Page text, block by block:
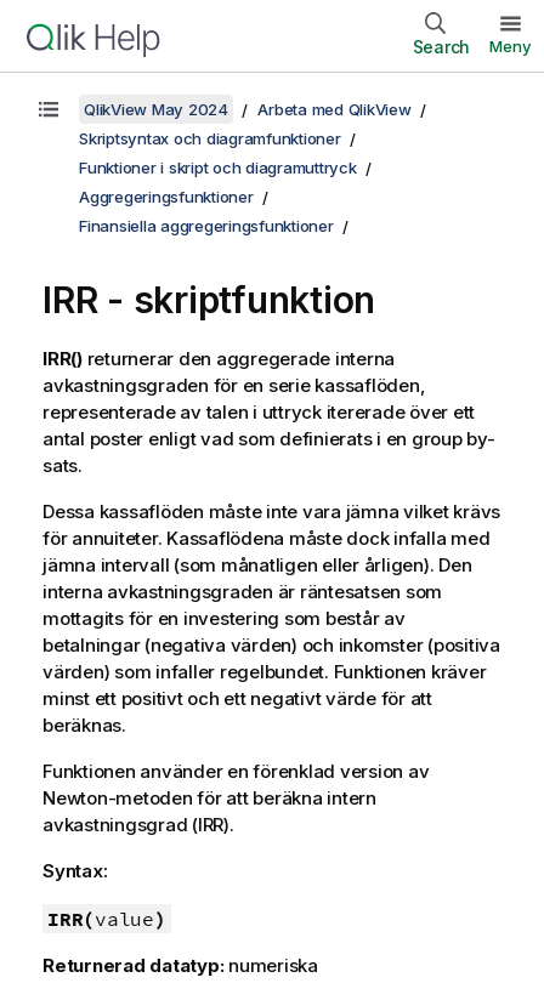
Search Meny
QlikView May 2024
Arbeta med QlikView
Skriptsyntax och diagramfunktioner
Funktioner i skript och diagramuttryck
Aggregeringsfunktioner
Finansiella aggregeringsfunktioner
IRR - skriptfunktion
IRR()returnerar den aggregerade interna
avkastningsgraden för en serie kassaflöden,
representerade av talen i uttryck itererade över ett
antal poster enligt vad som definierats i en group by-
sats.
Dessa kassaflöden måste inte vara jämna vilket krävs
för annuiteter. Kassaflödena måste dock infalla med
jämna intervall (som månatligen eller årligen). Den
interna avkastningsgraden är räntesatsen som
mottagits för en investering som består av
betalningar (negativa värden) och inkomster (positiva
värden) som infaller regelbundet. Funktionen kräver
minst ett positivt och ett negativt värde för att
beräknas.
Funktionen använder en förenklad version av
Newton-metoden för att beräkna intern
avkastningsgrad (IRR).
Syntax:
IRR(value)
Returnerad datatyp: numeriska